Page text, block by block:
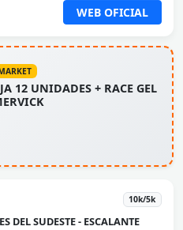
WEB OFICIAL
12 UNIDADES + RACE GEL
10k/5k
DEL SUDESTE - ESCALANTE